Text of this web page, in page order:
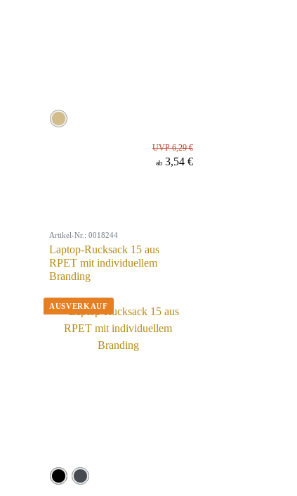
UVP 6,29 €
ab 3,54 €
Artikel-Nr.: 0018244
Laptop-Rucksack 15 aus
RPET mit individuellem
Branding